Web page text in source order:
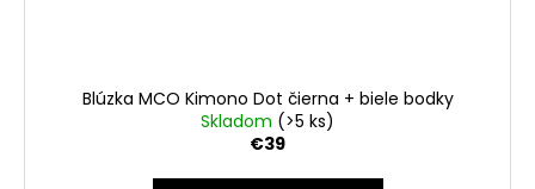
Blúzka MCO Kimono Dot čierna + biele bodky
Skladom (>5 ks)
€39